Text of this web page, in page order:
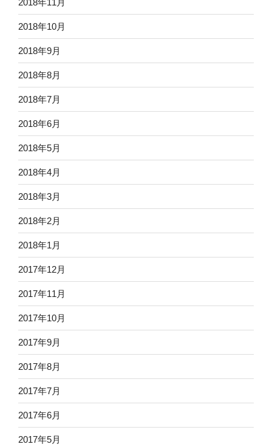
2018年10月
2018年9月
2018年8月
2018年7月
2018年6月
2018年5月
2018年4月
2018年3月
2018年2月
2018年1月
2017年12月
2017年11月
2017年10月
2017年9月
2017年8月
2017年7月
2017年6月
2017年5月